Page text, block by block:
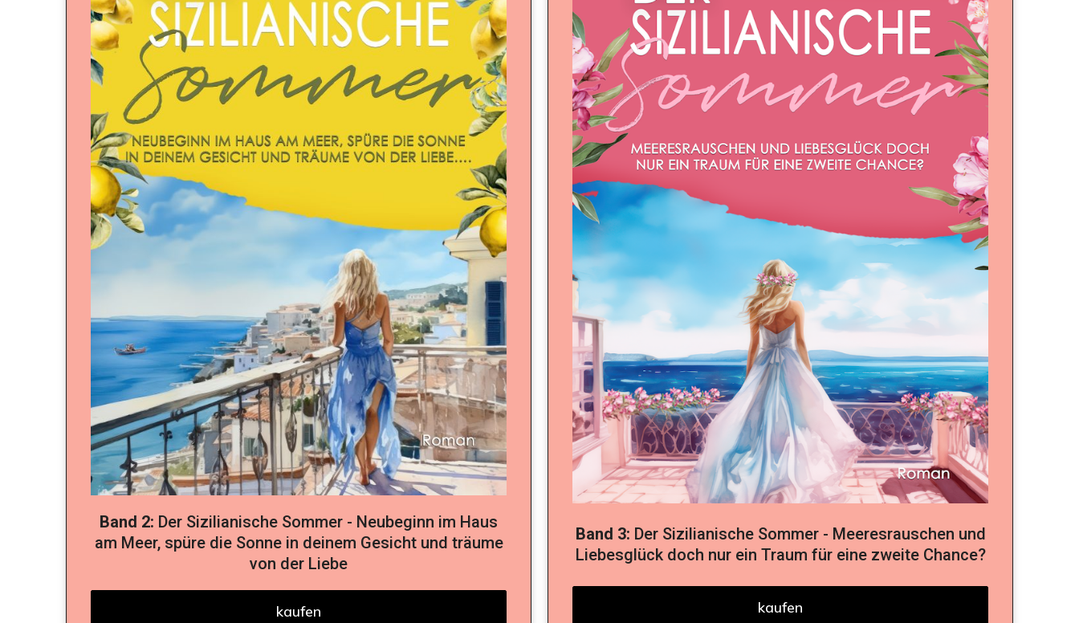
Band 2: Der Sizilianische Sommer - Neubeginn im Haus
am Meer, spüre die Sonne in deinem Gesicht und träume
von der Liebe
kaufen
Band 3: Der Sizilianische Sommer - Meeresrauschen und
Liebesglück doch nur ein Traum für eine zweite Chance?
kaufen